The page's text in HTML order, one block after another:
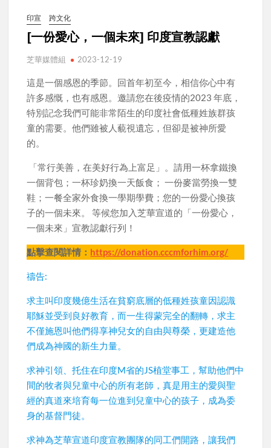
印宣 跨文化
[一份愛心，一個未來] 印度宣教認獻
芝華媒體組 2023-12-19
這是一個感恩的季節。回首年初至今，相信你心中有
許多感慨，也有感恩。邀請您在後疫情的2023 年底，
特別記念我們可能非常陌生的印度社會低種姓族群孩
童的需要。他們雖被人藐視遺忘，但卻是被神所愛
的。
「常行美善，在美好行為上富足」。請用一杯拿鐵換
一個背包；一杯珍奶換一天飯食； 一份麥當勞換一雙
鞋；一餐全家外食換一學期學費；您的一份愛心換孩
子的一個未來。 等候您加入芝華宣道的「一份愛心，
一個未來」宣教認獻行列！
點擊查閱詳情： https://donation.cccmforhim.org/
禱告:
求主叫印度幾億生活在貧窮底層的低種姓孩童因認識
耶穌並受到良好教育，而一生得蒙完全的翻轉，求主
不僅施恩叫他們得享神兒女的自由與尊榮，更建造他
們成為神國的新生力量。
求神引領、托住在印度M省的JS植堂事工，幫助他們中
間的牧者與兒童中心的所有老師，真是用主的愛與聖
經的真道來培育每一位進到兒童中心的孩子，成為委
身的基督門徒。
求神為芝華宣道印度宣教團隊的同工們開路，讓我們